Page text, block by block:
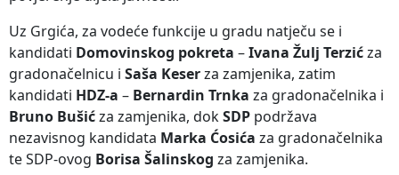
Uz Grgića, za vodeće funkcije u gradu natječu se i
kandidati Domovinskog pokreta –Ivana Žulj Terzićza
gradonačelnicu i Saša Keserza zamjenika, zatim
kandidati HDZ-a – Bernardin Trnka za gradonačelnika i
Bruno Bušićza zamjenika, dokSDP podržava
nezavisnog kandidata Marka Ćosića za gradonačelnika
te SDP-ovog Borisa Šalinskog za zamjenika.